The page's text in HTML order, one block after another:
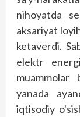
nihoyatda
aksariyat
ketaverdi.
elektr
yanada
iqtisodiy